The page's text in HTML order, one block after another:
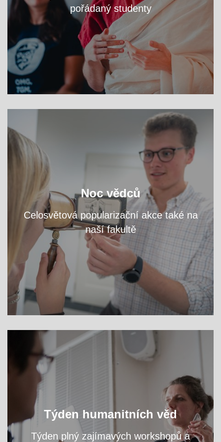
pořádaný studenty
VÍCE
Noc vědců
Celosvětová popularizační akce také na
naší fakultě
Navštivte fakultní areál a
zjistěte na workshopech
přednáškách, čím se tu zabýváme.
VÍCE
Týden humanitních věd
Týden plný zajímavých workshopů a
Oslavte s námi světový den filozofie a navštivte
přednášky a workshopy našich odborníků.